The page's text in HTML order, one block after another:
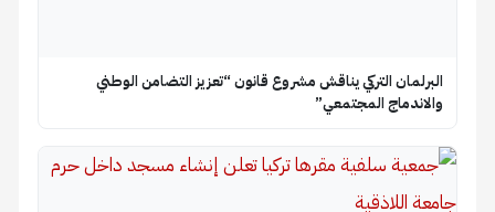
البرلمان التركي يناقش مشروع قانون “تعزيز التضامن الوطني
والاندماج المجتمعي”